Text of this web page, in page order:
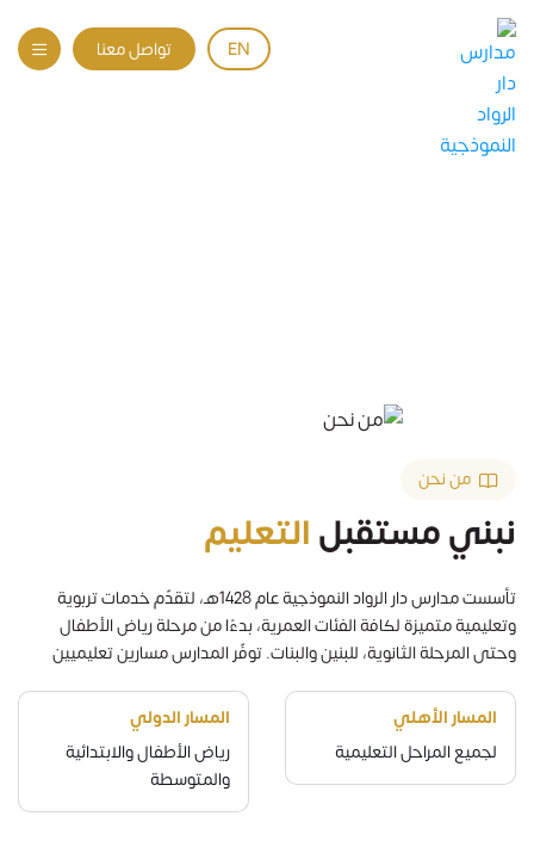
EN تواصل معنا
من نحن
نبني مستقبلالتعليم
تأسست مدارس دار الرواد النموذجية عام 1428هـ، لتقدّم خدمات تربوية
وتعليمية متميزة لكافة الفئات العمرية، بدءًا من مرحلة رياض الأطفال
وحتى المرحلة الثانوية، للبنين والبنات. توفّر المدارس مسارين تعليميين
المسار الأهلي
لجميع المراحل التعليمية
المسار الدولي
رياض الأطفال والابتدائية
والمتوسطة